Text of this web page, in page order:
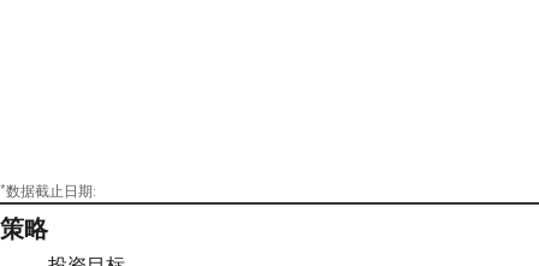
*数据截止日期:
策略